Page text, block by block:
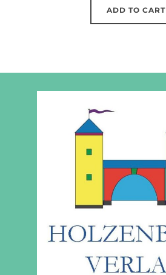
ADD TO CART